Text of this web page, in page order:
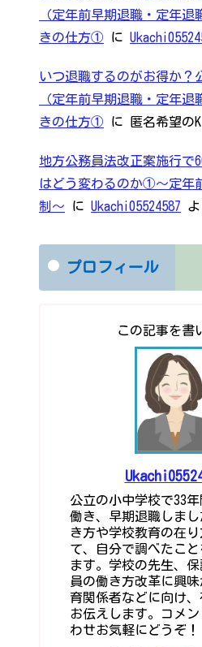
（定年前早期退職・定年退
きの仕方① に
いつ退職するのがお得か？
（定年前早期退職・定年退
きの仕方① に 匿名希望のK
地方公務員法改正案施行で
はどう変わるのか①～定年
制～ に Ukachi05524587 よ
プロフィール
この記事を書
公立の小中学校で33
働き、早期退職しま
き方や学校教育の在り
て、自分で調べたこ
ます。学校の先生、
員の働き方改革に興
育関係者などに向け
お伝えします。コメ
わせお気軽にどうぞ！